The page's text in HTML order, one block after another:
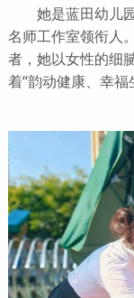
她是蓝田幼儿园
名师工作室领衔人
者，她以女性的细
着“韵动健康、幸福